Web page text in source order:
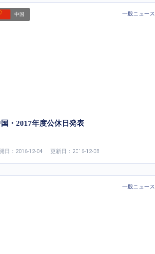
中国 一般ニュース
・2017年度公休日発表
日：2016-12-04 更新日：2016-12-08
一般ニュース